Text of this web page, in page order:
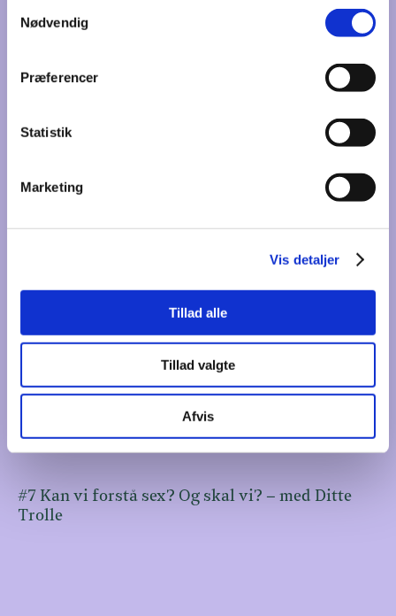
Nødvendig
Præferencer
Statistik
Marketing
Vis detaljer
Tillad alle
Tillad valgte
Afvis
samfund i verden. Men vi spørger meget sjældent ind til,
hvordan vi vil have vores teknologi og på hvilken måde den
amerikanske og kinesiske virksomheder, der per definition
Men hvad betyder det for demokratiet og de værdier, vi har i
europæisk model for teknologi, hvor vi ikke kun er brugere
og forbrugere, men medbestemmende borgere. Og er det
et nationalt eller europæisk anliggende?
#7 Kan vi forstå sex? Og skal vi? – med Ditte
Trolle